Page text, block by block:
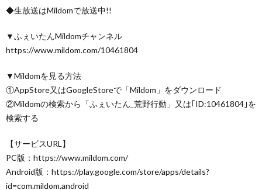
◆生放送はMildomで放送中!!
▼ふぇいたんMildomチャンネル
https://www.mildom.com/10461804
▼Mildomを見る方法
①AppStore又はGoogleStoreで「Mildom」をダウンロード
②Mildomの検索から「ふぇいたん_荒野行動」又は｢ID:10461804｣を
検索する
【サービスURL】
PC版：https://www.mildom.com/
Android版：https://play.google.com/store/apps/details?
id=com.mildom.android